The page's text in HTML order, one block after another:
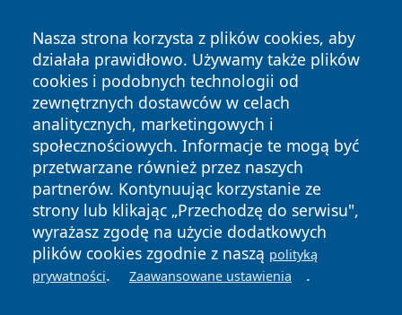
Nasza strona korzysta z plików cookies, aby
działała prawidłowo. Używamy także plików
cookies i podobnych technologii od
zewnętrznych dostawców w celach
analitycznych, marketingowych i
społecznościowych. Informacje te mogą być
przetwarzane również przez naszych
partnerów. Kontynuując korzystanie ze
strony lub klikając „Przechodzę do serwisu",
wyrażasz zgodę na użycie dodatkowych
plików cookies zgodnie z naszą polityką
prywatności. Zaawansowane ustawienia .
Copyright © 2026 czestochowanews.pl Wszystkie prawa
zastrzeżone.
News Autorzy
Polityka
Prywatności
Polityka
Cookies
cześć